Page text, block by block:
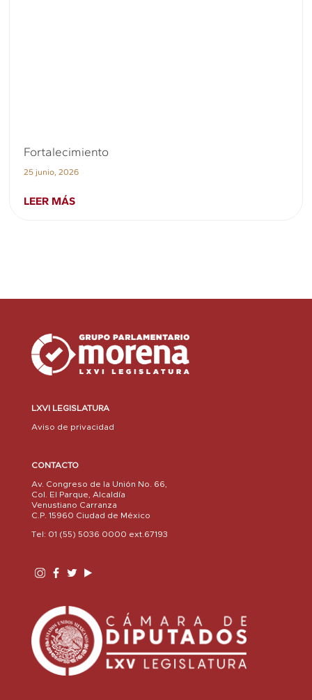
Fortalecimiento
25 junio, 2026
LEER MÁS
LXVI LEGISLATURA
Aviso de privacidad
CONTACTO
Av. Congreso de la Unión No. 66,
Col. El Parque, Alcaldía
Venustiano Carranza
C.P. 15960 Ciudad de México
Tel: 01 (55) 5036 0000 ext.67193